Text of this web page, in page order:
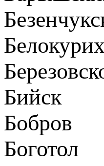
Бийск
Бобров
Боготол